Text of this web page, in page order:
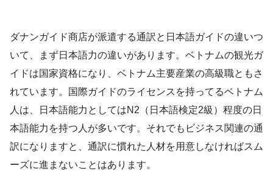
ダナンガイド商店が派遣する通訳と日本語ガイドの違いつ
いて、まず日本語力の違いがあります。ベトナムの観光ガ
イドは国家資格になり、ベトナム主要産業の高級職ともさ
れています。国際ガイドのライセンスを持ってるベトナム
人は、日本語能力としてはN2（日本語検定2級）程度の日
本語能力を持つ人が多いです。それでもビジネス関連の通
訳になりますと、通訳に慣れた人材を用意しなければスム
ーズに進まないことはあります。